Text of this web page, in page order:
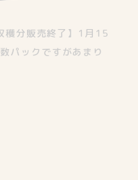
穫分販売終了】1月15
パックですがあまり